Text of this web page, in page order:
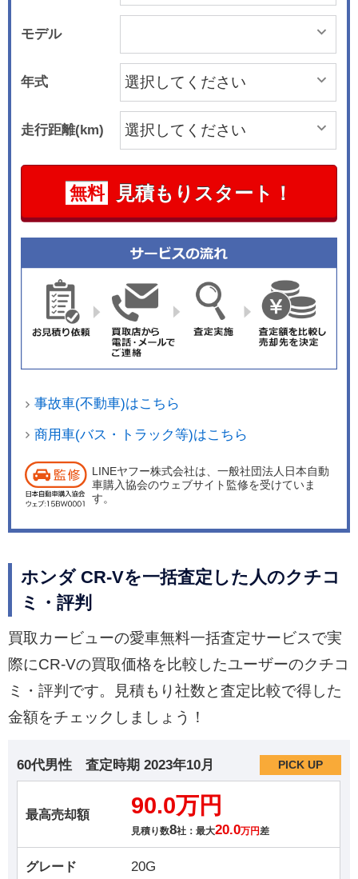
モデル
年式
走行距離(km)
無料 見積もりスタート！
事故車(不動車)はこちら
商用車(バス・トラック等)はこちら
LINEヤフー株式会社は、一般社団法人日本自動
車購入協会のウェブサイト監修を受けていま
す。
ホンダ CR-Vを一括査定した人のクチコ
ミ・評判
買取カービューの愛車無料一括査定サービスで実
際にCR-Vの買取価格を比較したユーザーのクチコ
ミ・評判です。見積もり社数と査定比較で得した
金額をチェックしましょう！
60代男性 査定時期 2023年10月 PICK UP
最高売却額 90.0万円
見積り数8社：最大20.0万円差
グレード 20G